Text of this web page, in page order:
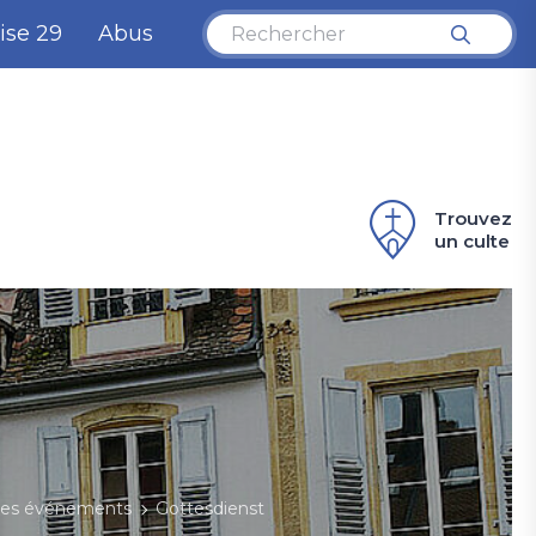
29 Abus
Trouvez
un culte
événements Gottesdienst